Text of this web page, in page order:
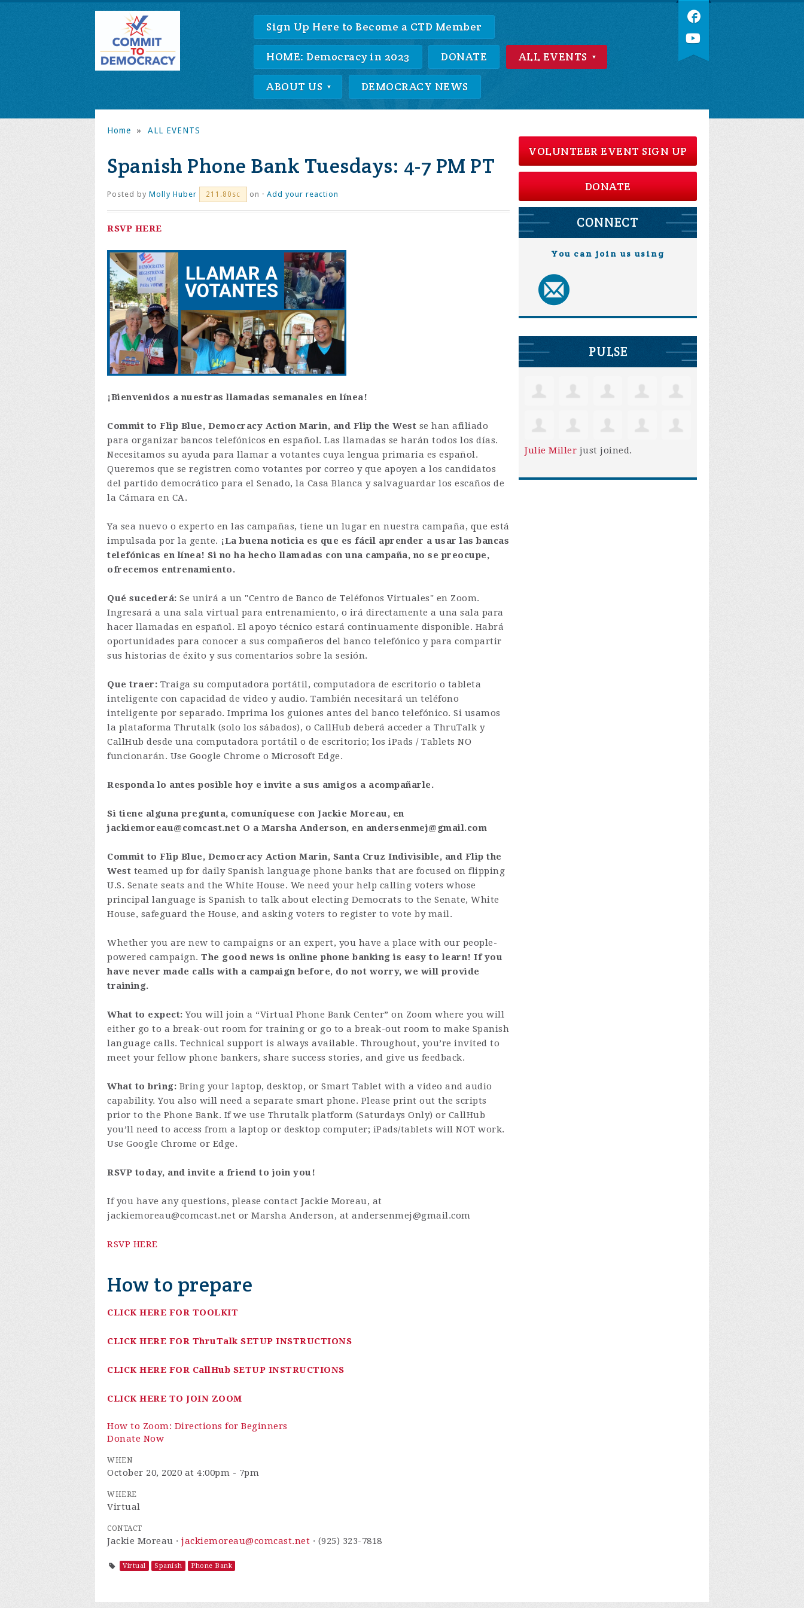
Sign Up Here to Become a CTD Member
HOME: Democracy in 2023 DONATE ALL EVENTS
ABOUT US DEMOCRACY NEWS
Home » ALL EVENTS
Spanish Phone Bank Tuesdays: 4-7 PM PT
Posted by Molly Huber 211.80sc on · Add your reaction
RSVP HERE
¡Bienvenidos a nuestras llamadas semanales en línea!
Commit to Flip Blue, Democracy Action Marin, and Flip the West se han afiliado
para organizar bancos telefónicos en español. Las llamadas se harán todos los días.
Necesitamos su ayuda para llamar a votantes cuya lengua primaria es español.
Queremos que se registren como votantes por correo y que apoyen a los candidatos
del partido democrático para el Senado, la Casa Blanca y salvaguardar los escaños de
la Cámara en CA.
Ya sea nuevo o experto en las campañas, tiene un lugar en nuestra campaña, que está
impulsada por la gente. ¡La buena noticia es que es fácil aprender a usar las bancas
telefónicas en línea! Si no ha hecho llamadas con una campaña, no se preocupe,
ofrecemos entrenamiento.
Qué sucederá: Se unirá a un "Centro de Banco de Teléfonos Virtuales" en Zoom.
Ingresará a una sala virtual para entrenamiento, o irá directamente a una sala para
hacer llamadas en español. El apoyo técnico estará continuamente disponible. Habrá
oportunidades para conocer a sus compañeros del banco telefónico y para compartir
sus historias de éxito y sus comentarios sobre la sesión.
Que traer: Traiga su computadora portátil, computadora de escritorio o tableta
inteligente con capacidad de video y audio. También necesitará un teléfono
inteligente por separado. Imprima los guiones antes del banco telefónico. Si usamos
la plataforma Thrutalk (solo los sábados), o CallHub deberá acceder a ThruTalk y
CallHub desde una computadora portátil o de escritorio; los iPads / Tablets NO
funcionarán. Use Google Chrome o Microsoft Edge.
Responda lo antes posible hoy e invite a sus amigos a acompañarle.
Si tiene alguna pregunta, comuníquese con Jackie Moreau, en
jackiemoreau@comcast.net O a Marsha Anderson, en andersenmej@gmail.com
Commit to Flip Blue, Democracy Action Marin, Santa Cruz Indivisible, and Flip the
West teamed up for daily Spanish language phone banks that are focused on flipping
U.S. Senate seats and the White House. We need your help calling voters whose
principal language is Spanish to talk about electing Democrats to the Senate, White
House, safeguard the House, and asking voters to register to vote by mail.
Whether you are new to campaigns or an expert, you have a place with our people-
powered campaign. The good news is online phone banking is easy to learn! If you
have never made calls with a campaign before, do not worry, we will provide
training.
What to expect: You will join a “Virtual Phone Bank Center” on Zoom where you will
either go to a break-out room for training or go to a break-out room to make Spanish
language calls. Technical support is always available. Throughout, you’re invited to
meet your fellow phone bankers, share success stories, and give us feedback.
What to bring: Bring your laptop, desktop, or Smart Tablet with a video and audio
capability. You also will need a separate smart phone. Please print out the scripts
prior to the Phone Bank. If we use Thrutalk platform (Saturdays Only) or CallHub
you’ll need to access from a laptop or desktop computer; iPads/tablets will NOT work.
Use Google Chrome or Edge.
RSVP today, and invite a friend to join you!
If you have any questions, please contact Jackie Moreau, at
jackiemoreau@comcast.net or Marsha Anderson, at andersenmej@gmail.com
RSVP HERE
How to prepare
CLICK HERE FOR TOOLKIT
CLICK HERE FOR ThruTalk SETUP INSTRUCTIONS
CLICK HERE FOR CallHub SETUP INSTRUCTIONS
CLICK HERE TO JOIN ZOOM
How to Zoom: Directions for Beginners
Donate Now
WHEN
October 20, 2020 at 4:00pm - 7pm
WHERE
Virtual
CONTACT
Jackie Moreau · jackiemoreau@comcast.net · (925) 323-7818
Virtual Spanish Phone Bank
VOLUNTEER EVENT SIGN UP
DONATE
CONNECT
You can join us using
PULSE
Julie Miller just joined.